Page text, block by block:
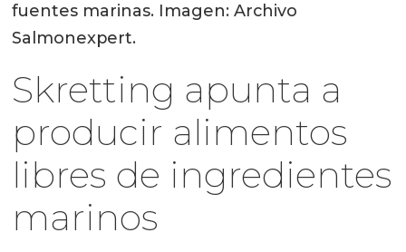
fuentes marinas. Imagen: Archivo
Salmonexpert.
Skretting apunta a
producir alimentos
libres de ingredientes
marinos